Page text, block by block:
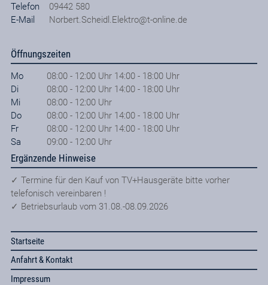
Telefon
09442 580
E-Mail
Norbert.Scheidl.Elektro@t-online.de
Öffnungszeiten
Mo
08:00 - 12:00 Uhr 14:00 - 18:00 Uhr
Di
08:00 - 12:00 Uhr 14:00 - 18:00 Uhr
Mi
08:00 - 12:00 Uhr
Do
08:00 - 12:00 Uhr 14:00 - 18:00 Uhr
Fr
08:00 - 12:00 Uhr 14:00 - 18:00 Uhr
Sa
09:00 - 12:00 Uhr
Ergänzende Hinweise
✓ Termine für den Kauf von TV+Hausgeräte bitte vorher
telefonisch vereinbaren !
✓ Betriebsurlaub vom 31.08.-08.09.2026
Startseite
Anfahrt & Kontakt
Impressum